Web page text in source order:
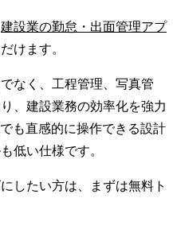
建設業の勤怠・出面管理アプ
けます。
なく、工程管理、写真管
、建設業務の効率化を強力
も直感的に操作できる設計
低い仕様です。
したい方は、まずは無料ト